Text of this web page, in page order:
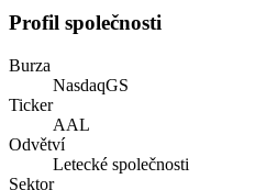
Profil společnosti
Burza
NasdaqGS
Ticker
AAL
Odvětví
Letecké společnosti
Sektor